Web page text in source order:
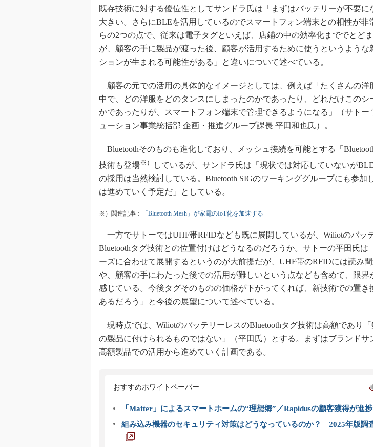
既存技術に対する優位性としてサンドラ氏は「まずはバッテリーが不要に
大きい。さらにBLEを活用しているのでスマートフォン端末との相性が非
らの2つの点で、従来は電子タグといえば、店鋪の中の効率化まででとど
が、顧客の手に製品が渡った後、顧客が活用するために使うというような
ションが生まれる可能性がある」と違いについて述べている。
顧客の元での活用の具体的なイメージとしては、例えば「たくさんの洋
中で、どの洋服をどのタンスにしまったのかであったり、どれだけこのシ
かであったりが、スマートフォン端末で管理できるようになる」（サトー
ューション事業統括部 企画・推進グループ課長 平田和也氏）。
Bluetoothそのものも進化しており、メッシュ接続を可能とする「
技術も登場※）
しているが、サンドラ氏は「現状では対応していないが
の採用は当然検討している。Bluetooth SIGのワーキンググループにも参加
は進めていく予定だ」としている。
※）関連記事： 「Bluetooth Mesh」が家電のIoT化を加速する
一方でサトーではUHF帯RFIDなども既に展開しているが、Wiliotのバッ
Bluetoothタグ技術との位置付けはどうなるのだろうか。サトーの平田氏は
ーズに合わせて展開するというのが大前提だが、UHF帯のRFIDには読み
や、顧客の手にわたった後での活用が難しいという点なども含めて、限界
感じている。今後タグそのものの価格が下がってくれば、新技術での置き
あるだろう」と今後の展望について述べている。
現時点では、WiliotのバッテリーレスのBluetoothタグ技術は高額であり
の製品に付けられるものではない」（平田氏）とする。まずはブランドサ
高額製品での活用から進めていく計画である。
おすすめホワイトペーパー
「Matter」によるスマートホームの“理想郷”／Rapidusの顧客獲得が進捗
組み込み機器のセキュリティ対策はどうなっているのか？ 2025年版調